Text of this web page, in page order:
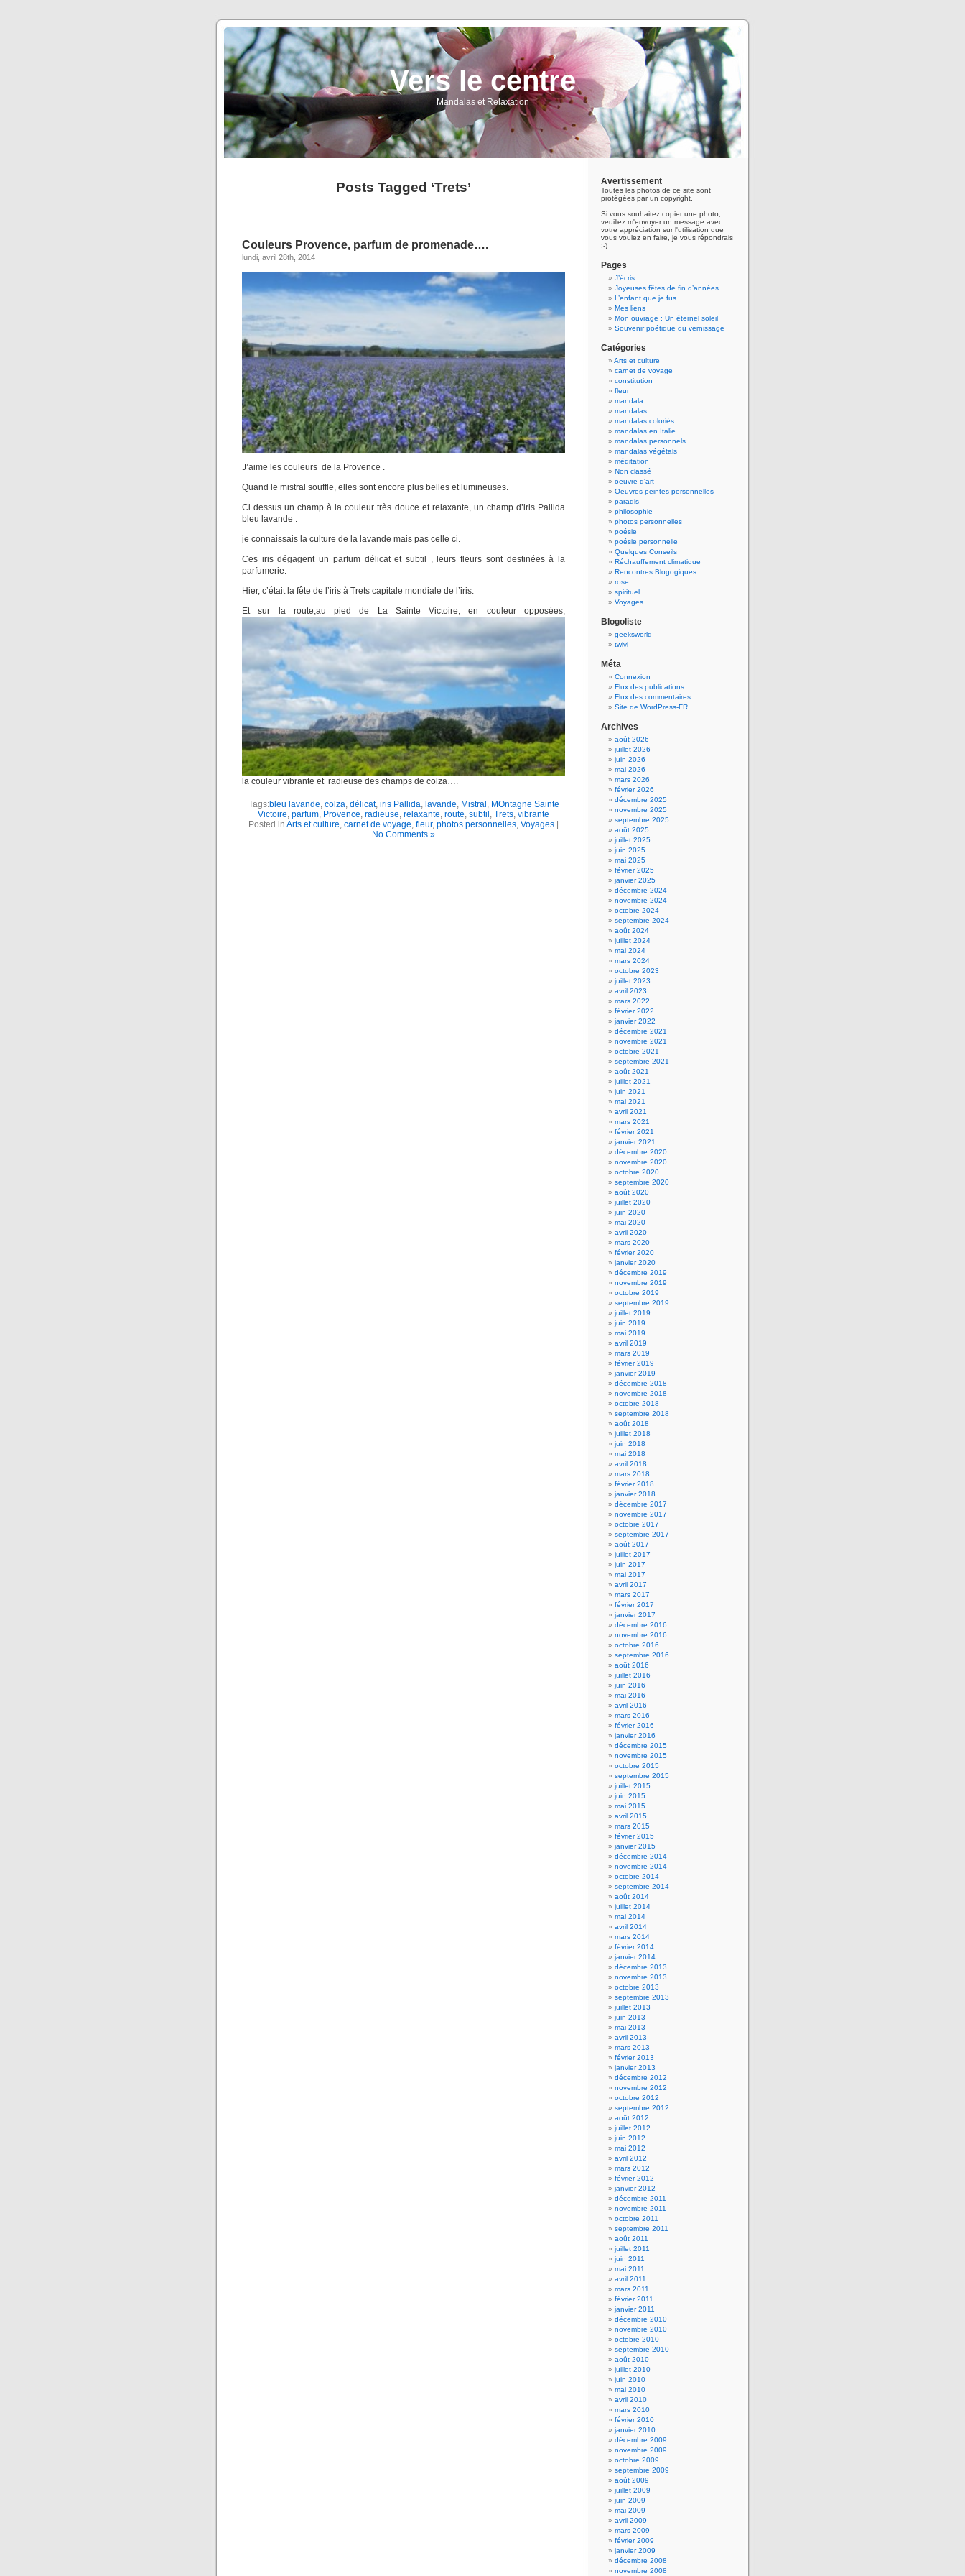
Vers le centre
Mandalas et Relaxation
Posts Tagged ‘Trets’
Couleurs Provence, parfum de promenade….
lundi, avril 28th, 2014
J’aime les couleurs de la Provence .
Quand le mistral souffle, elles sont encore plus belles et lumineuses.
Ci dessus un champ à la couleur très douce et relaxante, un champ d’iris Pallida
bleu lavande .
je connaissais la culture de la lavande mais pas celle ci.
Ces iris dégagent un parfum délicat et subtil , leurs fleurs sont destinées à la
parfumerie.
Hier, c’était la fête de l’iris à Trets capitale mondiale de l’iris.
Et sur la route,au pied de La Sainte Victoire, en couleur opposées,
la couleur vibrante et radieuse des champs de colza….
Tags:bleu lavande colza délicat, iris Pallida lavande Mistral MOntagne Sainte
Victoire parfum Provence radieuse relaxante route subtil Trets vibrante
Posted in Arts et culture carnet de voyage fleur, photos personnelles Voyages |
No Comments »
Avertissement
Toutes les photos de ce site sont
protégées par un copyright.
Si vous souhaitez copier une photo,
veuillez m'envoyer un message avec
votre appréciation sur l'utilisation que
vous voulez en faire, je vous répondrais
;-)
Pages
J’écris…
Joyeuses fêtes de fin d’années.
L’enfant que je fus…
Mes liens
Mon ouvrage : Un éternel soleil
Souvenir poétique du vernissage
Catégories
Arts et culture
carnet de voyage
constitution
fleur
mandala
mandalas
mandalas coloriés
mandalas en Italie
mandalas personnels
mandalas végétals
méditation
Non classé
oeuvre d'art
Oeuvres peintes personnelles
paradis
philosophie
photos personnelles
poésie
poésie personnelle
Quelques Conseils
Réchauffement climatique
Rencontres Blogogiques
rose
spirituel
Voyages
Blogoliste
geeksworld
twivi
Méta
Connexion
Flux des publications
Flux des commentaires
Site de WordPress-FR
Archives
août 2026
juillet 2026
juin 2026
mai 2026
mars 2026
février 2026
décembre 2025
novembre 2025
septembre 2025
août 2025
juillet 2025
juin 2025
mai 2025
février 2025
janvier 2025
décembre 2024
novembre 2024
octobre 2024
septembre 2024
août 2024
juillet 2024
mai 2024
mars 2024
octobre 2023
juillet 2023
avril 2023
mars 2022
février 2022
janvier 2022
décembre 2021
novembre 2021
octobre 2021
septembre 2021
août 2021
juillet 2021
juin 2021
mai 2021
avril 2021
mars 2021
février 2021
janvier 2021
décembre 2020
novembre 2020
octobre 2020
septembre 2020
août 2020
juillet 2020
juin 2020
mai 2020
avril 2020
mars 2020
février 2020
janvier 2020
décembre 2019
novembre 2019
octobre 2019
septembre 2019
juillet 2019
juin 2019
mai 2019
avril 2019
mars 2019
février 2019
janvier 2019
décembre 2018
novembre 2018
octobre 2018
septembre 2018
août 2018
juillet 2018
juin 2018
mai 2018
avril 2018
mars 2018
février 2018
janvier 2018
décembre 2017
novembre 2017
octobre 2017
septembre 2017
août 2017
juillet 2017
juin 2017
mai 2017
avril 2017
mars 2017
février 2017
janvier 2017
décembre 2016
novembre 2016
octobre 2016
septembre 2016
août 2016
juillet 2016
juin 2016
mai 2016
avril 2016
mars 2016
février 2016
janvier 2016
décembre 2015
novembre 2015
octobre 2015
septembre 2015
juillet 2015
juin 2015
mai 2015
avril 2015
mars 2015
février 2015
janvier 2015
décembre 2014
novembre 2014
octobre 2014
septembre 2014
août 2014
juillet 2014
mai 2014
avril 2014
mars 2014
février 2014
janvier 2014
décembre 2013
novembre 2013
octobre 2013
septembre 2013
juillet 2013
juin 2013
mai 2013
avril 2013
mars 2013
février 2013
janvier 2013
décembre 2012
novembre 2012
octobre 2012
septembre 2012
août 2012
juillet 2012
juin 2012
mai 2012
avril 2012
mars 2012
février 2012
janvier 2012
décembre 2011
novembre 2011
octobre 2011
septembre 2011
août 2011
juillet 2011
juin 2011
mai 2011
avril 2011
mars 2011
février 2011
janvier 2011
décembre 2010
novembre 2010
octobre 2010
septembre 2010
août 2010
juillet 2010
juin 2010
mai 2010
avril 2010
mars 2010
février 2010
janvier 2010
décembre 2009
novembre 2009
octobre 2009
septembre 2009
août 2009
juillet 2009
juin 2009
mai 2009
avril 2009
mars 2009
février 2009
janvier 2009
décembre 2008
novembre 2008